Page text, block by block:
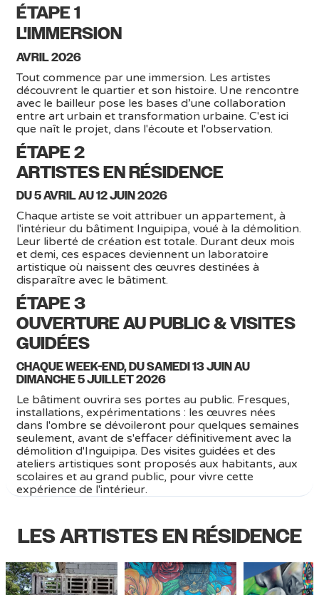
ÉTAPE 1
L'IMMERSION
AVRIL 2026
Tout commence par une immersion. Les artistes
découvrent le quartier et son histoire. Une rencontre
avec le bailleur pose les bases d’une collaboration
entre art urbain et transformation urbaine. C'est ici
que naît le projet, dans l'écoute et l'observation.
ÉTAPE 2
ARTISTES EN RÉSIDENCE
DU 5 AVRIL AU 12 JUIN 2026
Chaque artiste se voit attribuer un appartement, à
l'intérieur du bâtiment Inguipipa, voué à la démolition.
Leur liberté de création est totale. Durant deux mois
et demi, ces espaces deviennent un laboratoire
artistique où naissent des œuvres destinées à
disparaître avec le bâtiment.
ÉTAPE 3
OUVERTURE AU PUBLIC & VISITES
GUIDÉES
CHAQUE WEEK-END, DU SAMEDI 13 JUIN AU
DIMANCHE 5 JUILLET 2026
Le bâtiment ouvrira ses portes au public. Fresques,
installations, expérimentations : les œuvres nées
dans l'ombre se dévoileront pour quelques semaines
seulement, avant de s'effacer définitivement avec la
démolition d'Inguipipa. Des visites guidées et des
ateliers artistiques sont proposés aux habitants, aux
scolaires et au grand public, pour vivre cette
expérience de l'intérieur.
LES ARTISTES EN RÉSIDENCE